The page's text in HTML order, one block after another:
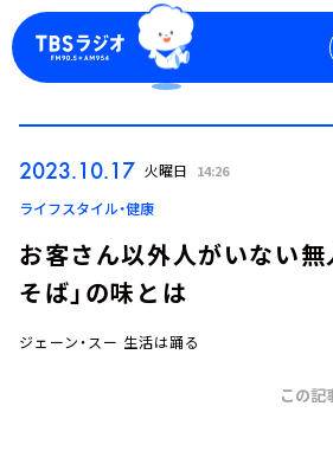
ログイン
2023.10.17 火曜日 14:26
ライフスタイル・健康
お客さん以外人がいない無
そば」の味とは
ジェーン・スー 生活は踊る
この記